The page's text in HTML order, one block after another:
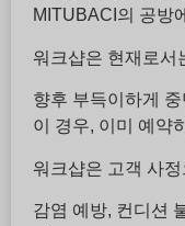
MITUBACI의 공방
워크샵은 현재로서
향후 부득이하게
이 경우, 이미 예약
워크샵은 고객 사
감염 예방, 컨디션